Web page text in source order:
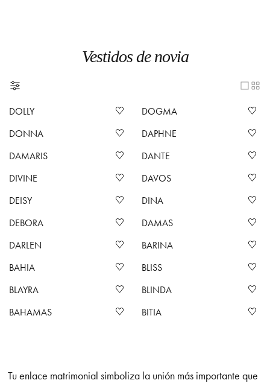
Vestidos de novia
DOLLY
DOGMA
DONNA
DAPHNE
DAMARIS
DANTE
DIVINE
DAVOS
DEISY
DINA
DEBORA
DAMAS
DARLEN
BARINA
BAHIA
BLISS
BLAYRA
BLINDA
BAHAMAS
BITIA
Tu enlace matrimonial simboliza la unión más importante que